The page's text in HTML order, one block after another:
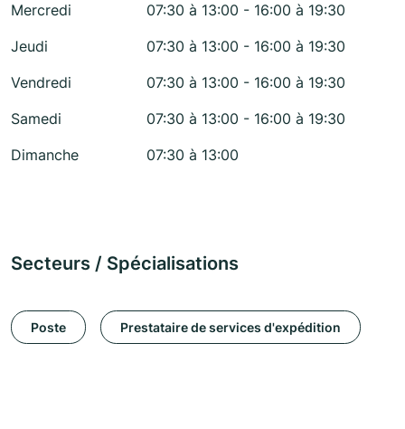
Mercredi
07:30 à 13:00 - 16:00 à 19:30
Jeudi
07:30 à 13:00 - 16:00 à 19:30
Vendredi
07:30 à 13:00 - 16:00 à 19:30
Samedi
07:30 à 13:00 - 16:00 à 19:30
Dimanche
07:30 à 13:00
Secteurs / Spécialisations
Poste Prestataire de services d'expédition